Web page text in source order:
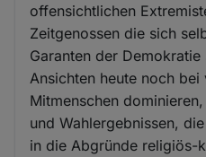
offensichtlichen
Zeitgenossen die sich
Garanten der Demokratie
Ansichten heute noch bei
Mitmenschen
und Wahlergebnissen,
in die Abgründe religiös-